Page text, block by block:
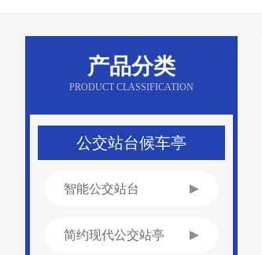
电子站牌厂家
公交站台厂家
候车亭图片
宿迁电子站牌
新款候车亭
新款电子站牌
公交站台报价
不锈钢候车亭
乡镇候车亭
公交站亭厂家
产品分类
PRODUCT CLASSIFICATION
公交站台候车亭
智能公交站台
简约现代公交站亭